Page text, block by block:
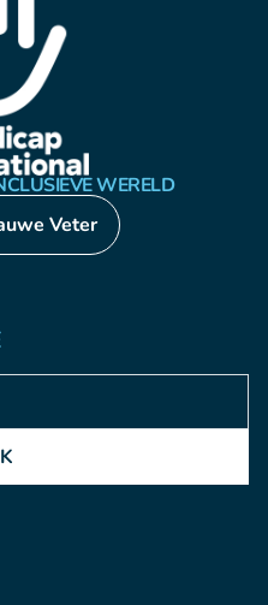
WERELD
Veter